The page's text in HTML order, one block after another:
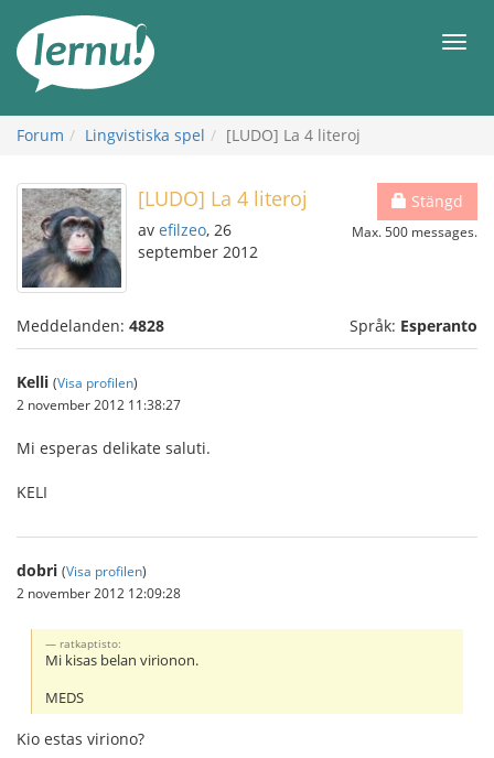
sidans
innehåll
Meny
Forum Lingvistiska spel [LUDO] La 4 literoj
Stängd
Max. 500 messages.
[LUDO] La 4 literoj
av efilzeo, 26
september 2012
Meddelanden: 4828 Språk: Esperanto
Kelli (Visa profilen)
2 november 2012 11:38:27
Mi esperas delikate saluti.
KELI
dobri (Visa profilen)
2 november 2012 12:09:28
ratkaptisto:
Mi kisas belan virionon.
MEDS
Kio estas viriono?